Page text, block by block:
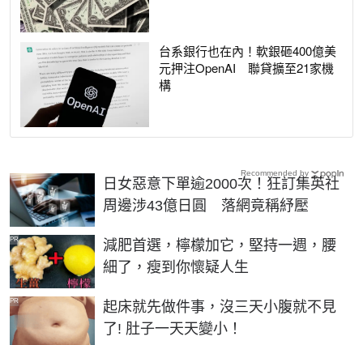
台系銀行也在內！軟銀砸400億美
元押注OpenAI 聯貸擴至21家機
構
日女惡意下單逾2000次！狂訂集英社
周邊涉43億日圓 落網竟稱紓壓
減肥首選，檸檬加它，堅持一週，腰
細了，瘦到你懷疑人生
PR
起床就先做件事，沒三天小腹就不見
了! 肚子一天天變小！
PR
Recommended by